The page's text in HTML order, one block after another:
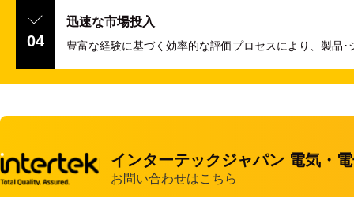
04
迅速な市場投入
豊富な経験に基づく効率的な評価プロセスにより、製品
インターテックジャパン 電気・
お問い合わせはこちら